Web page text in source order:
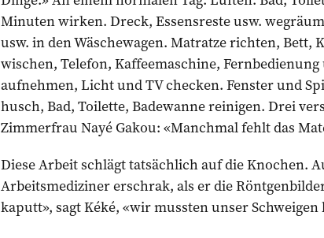
Minuten wirken. Dreck, Essensreste usw.
usw. in den Wäschewagen. Matratze richten, Bett,
wischen, Telefon, Kaffeemaschine,
aufnehmen, Licht und TV checken. Fenster und
husch, Bad, Toilette, Badewanne reinigen. Drei
Zimmerfrau Nayé Gakou: «Manchmal fehlt das
Diese Arbeit schlägt tatsächlich auf die Knochen.
Arbeitsmediziner erschrak, als er die
kaputt», sagt Kéké, «wir mussten unser Schweigen